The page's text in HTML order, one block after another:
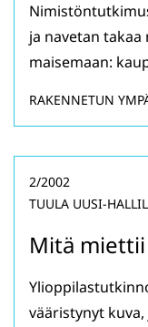
ja navetan
maisemaan:
RAKENNETUN
Mitä
2/2002
TUULA UUSI-
vääristynyt